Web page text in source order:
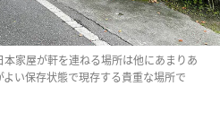
家屋が軒を連ねる場所は他にあまりあ
い保存状態で現存する貴重な場所で